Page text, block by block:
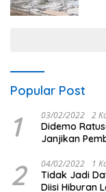
Popular Post
1 03/02/2022 2
Didemo
Janjikan
2 04/02/2022 1
Tidak Jadi
Diisi Hiburan